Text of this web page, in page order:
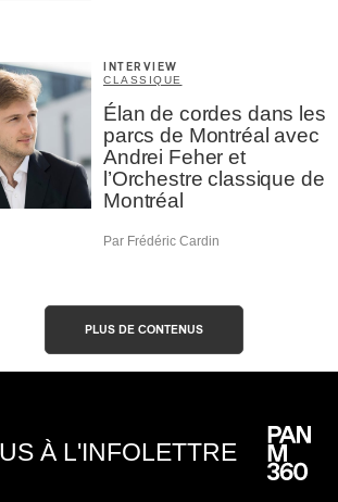
INTERVIEW
CLASSIQUE
Élan de cordes dans les
parcs de Montréal avec
Andrei Feher et
l’Orchestre classique de
Montréal
Par Frédéric Cardin
PLUS DE CONTENUS
À L'INFOLETTRE